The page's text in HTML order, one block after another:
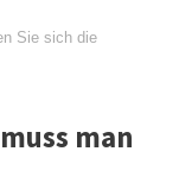
Sie sich die
man